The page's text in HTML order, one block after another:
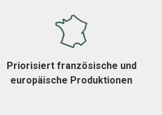
Priorisiert französische und
europäische Produktionen